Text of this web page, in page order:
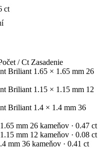
ct
/ Ct Zasadenie
Briliant 1.65 × 1.65 mm 26
Briliant 1.15 × 1.15 mm 12
Briliant 1.4 × 1.4 mm 36
mm 26 kameňov · 0.47 ct
mm 12 kameňov · 0.08 ct
mm 36 kameňov · 0.41 ct